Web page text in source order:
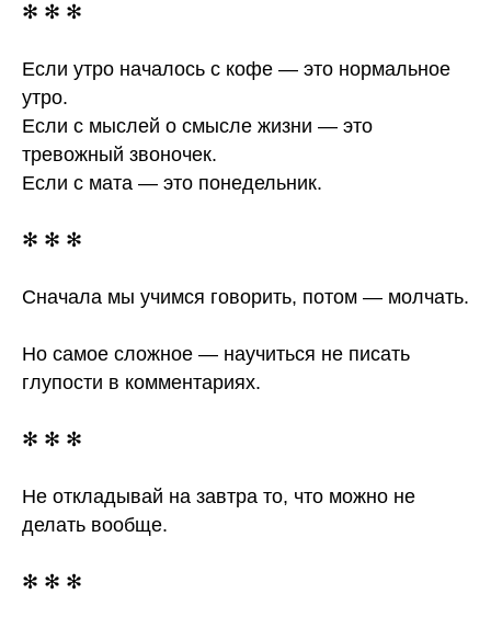
✻ ✻ ✻
Если утро началось с кофе — это нормальное
утро.
Если с мыслей о смысле жизни — это
тревожный звоночек.
Если с мата — это понедельник.
✻ ✻ ✻
Сначала мы учимся говорить, потом — молчать.
Но самое сложное — научиться не писать
глупости в комментариях.
✻ ✻ ✻
Не откладывай на завтра то, что можно не
делать вообще.
✻ ✻ ✻